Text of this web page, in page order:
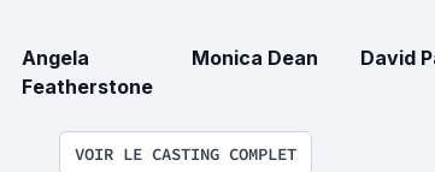
Angela
Featherstone
Monica Dean David
VOIR LE CASTING COMPLET